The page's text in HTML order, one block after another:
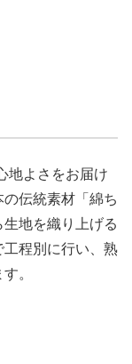
地よさをお届け
伝統素材「綿ち
地を織り上げる
程別に行い、熟
。